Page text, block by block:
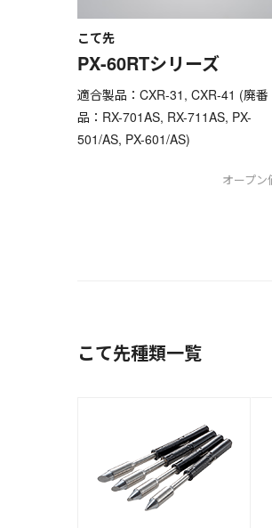
こて先
PX-60RTシリーズ
適合製品：CXR-31, CXR-41 (廃番
品：RX-701AS, RX-711AS, PX-
501/AS, PX-601/AS)
オープン
こて先種類一覧